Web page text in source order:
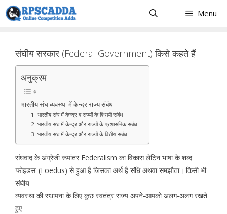
Skip
to
Menu
संघीय सरकार (Federal Government) किसे कहते हैं
अनुक्रम
भारतीय संघ व्यवस्था में केन्द्र राज्य संबंध
1. भारतीय संघ में केन्द्र व राज्यों के विधायी संबंध
2. भारतीय संघ में केन्द्र और राज्यों के प्रशासनिक संबंध
3. भारतीय संघ में केन्द्र और राज्यों के वित्तीय संबंध
संघवाद के अंग्रेजी रूपांतर Federalism का विकास लेटिन भाषा के शब्द
‘फोइडस’ (Foedus) से हुआ है जिसका अर्थ है संधि अथवा समझौता। किसी भी
संघीय
व्यवस्था की स्थापना के लिए कुछ स्वतंत्र राज्य अपने-आपको अलग-अलग रखते
हुए